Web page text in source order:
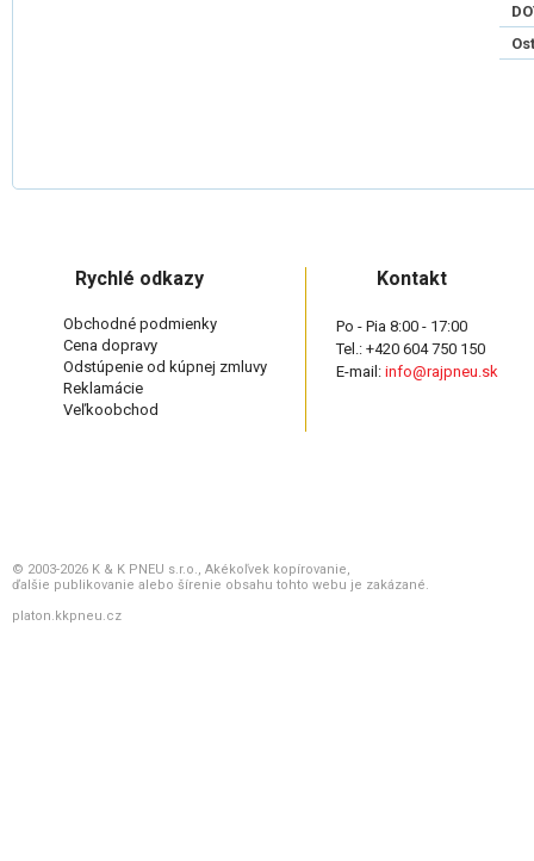
Rychlé odkazy
Obchodné podmienky
Cena dopravy
Odstúpenie od kúpnej zmluvy
Reklamácie
Veľkoobchod
Kontakt
Po - Pia 8:00 - 17:00
Tel.: +420 604 750 150
E-mail: info@rajpneu.sk
© 2003-2026 K & K PNEU s.r.o., Akékoľvek kopírovanie,
ďalšie publikovanie alebo šírenie obsahu tohto webu je zakázané.
platon.kkpneu.cz